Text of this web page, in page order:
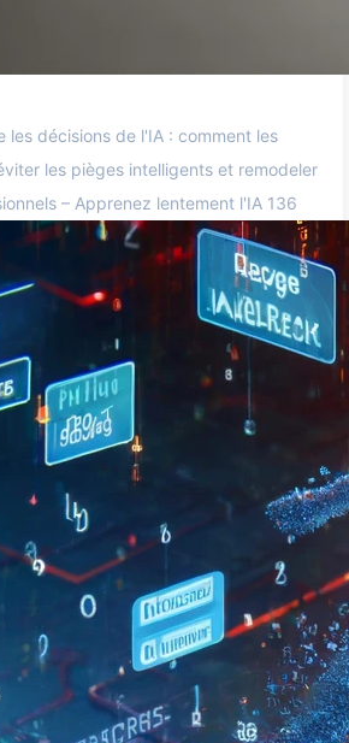
les décisions de l'IA : comment les
les pièges intelligents et remodeler
– Apprenez lentement l'IA 136